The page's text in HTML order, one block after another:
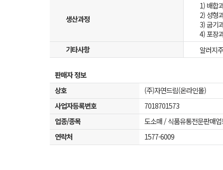
생산과정
1) 배합
2) 성형
3) 굽기
4) 포장
기타사항
알러지
판매자 정보
상호
(주)자연드림(온라인몰)
사업자등록번호
7018701573
업종/종목
도소매 / 식품유통전문판매
연락처
1577-6009